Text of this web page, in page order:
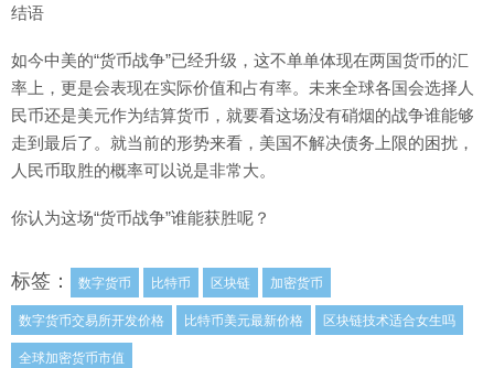
结语
如今中美的“货币战争”已经升级，这不单单体现在两国货币的汇
率上，更是会表现在实际价值和占有率。未来全球各国会选择人
民币还是美元作为结算货币，就要看这场没有硝烟的战争谁能够
走到最后了。就当前的形势来看，美国不解决债务上限的困扰，
人民币取胜的概率可以说是非常大。
你认为这场“货币战争”谁能获胜呢？
标签： 数字货币 比特币 区块链 加密货币
数字货币交易所开发价格 比特币美元最新价格 区块链技术适合女生吗
全球加密货币市值